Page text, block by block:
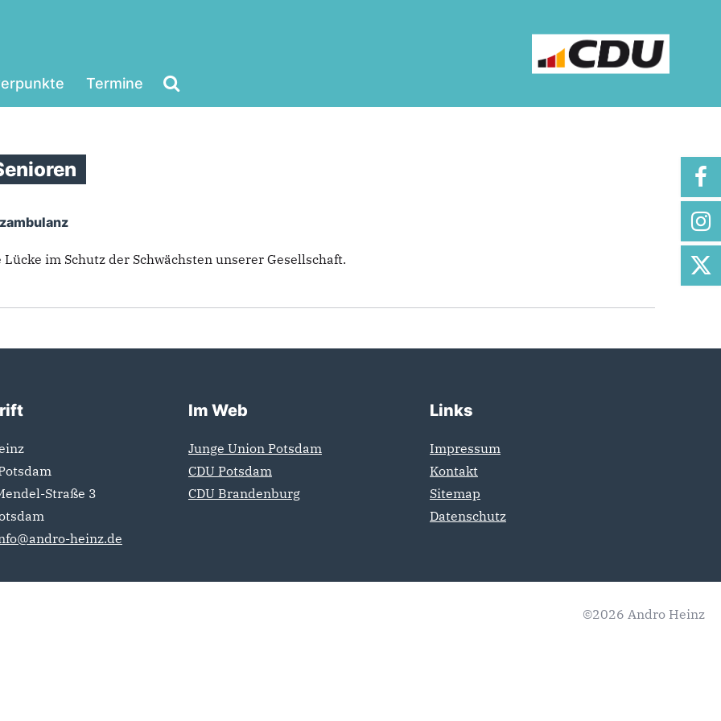
Termine
Senioren
im Schutz der Schwächsten unserer Gesellschaft.
Straße 3
heinz.de
Im Web
Junge Union Potsdam
CDU Potsdam
CDU Brandenburg
Links
Impressum
Kontakt
Sitemap
Datenschutz
©2026 Andro Heinz